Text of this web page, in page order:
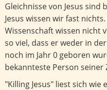
Gleichnisse von Jesus sind
Jesus wissen wir fast
Wissenschaft wissen nicht
so viel, dass er weder in
noch im Jahr 0 geboren
bekannteste Person seiner
"Killing Jesus" liest sich wie